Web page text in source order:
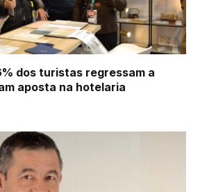
dos turistas regressam a
aposta na hotelaria